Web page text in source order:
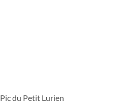
Pic du Petit Lurien